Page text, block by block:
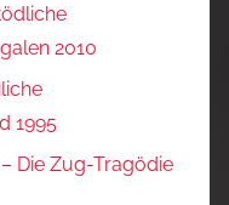
2010
1995
Die Zug-Tragödie